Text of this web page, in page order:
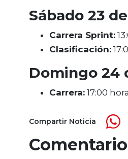
Sábado 23
Carrera Sprint:
Clasificación:
Domingo 24
Carrera: 17:00
Compartir Noticia